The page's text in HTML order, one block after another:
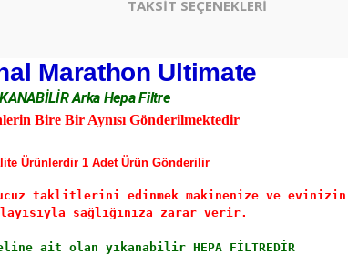
TAKSİT SEÇENEKLERİ
Marathon Ultimate
Arka Hepa Filtre
Bire Bir Aynısı Gönderilmektedir
Ürünlerdir 1 Adet Ürün Gönderilir
taklitlerini edinmek makinenize ve evinizin
sağlığınıza zarar verir.
ait olan yıkanabilir HEPA FİLTREDİR